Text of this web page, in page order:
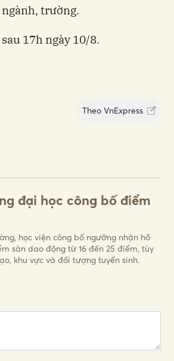
trường.
17h ngày 10/8.
Theo VnExpress
đại học công bố điểm
học viện công bố ngưỡng nhận hồ
sàn dao động từ 16 đến 25 điểm, tùy
khu vực và đối tượng tuyển sinh.